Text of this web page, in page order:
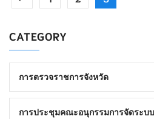
CATEGORY
การตรวจราชการจังหวัด
การประชุมคณะอนุกรรมการจัดระบ